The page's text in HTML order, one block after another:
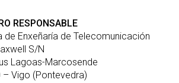
RESPONSABLE
de Enxeñaría de Telecomunicación
S/N
Lagoas-Marcosende
– Vigo (Pontevedra)